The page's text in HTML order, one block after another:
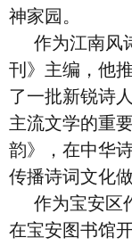
神家园。
作为江南风
刊》主编，他
了一批新锐诗
主流文学的重
韵》，在中华
传播诗词文化
作为宝安区
在宝安图书馆